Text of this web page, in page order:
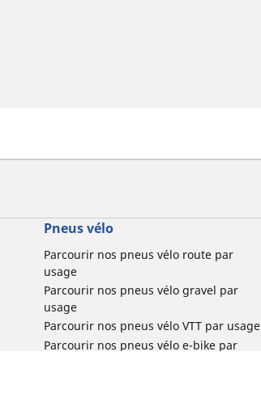
Pneus vélo
Parcourir nos pneus vélo route par
usage
Parcourir nos pneus vélo gravel par
usage
Parcourir nos pneus vélo VTT par usage
Parcourir nos pneus vélo e-bike par